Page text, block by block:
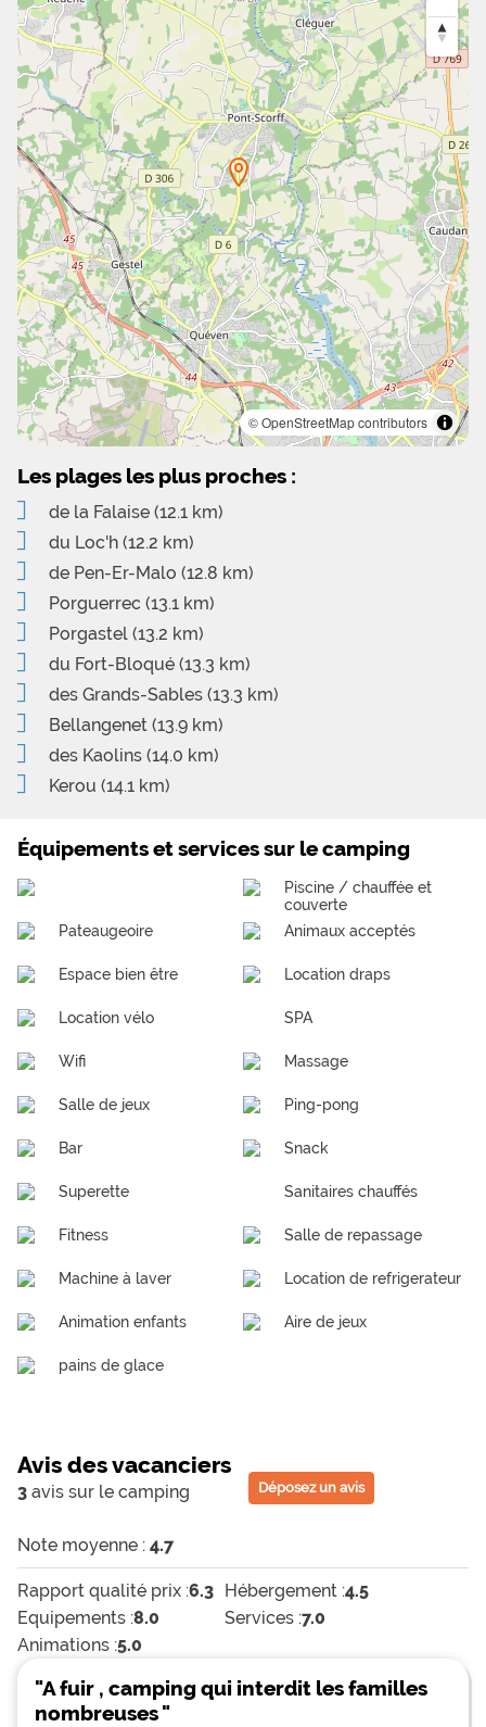
© OpenStreetMap contributors
Les plages les plus proches :
de la Falaise (12.1 km)
du Loc'h (12.2 km)
de Pen-Er-Malo (12.8 km)
Porguerrec (13.1 km)
Porgastel (13.2 km)
du Fort-Bloqué (13.3 km)
des Grands-Sables (13.3 km)
Bellangenet (13.9 km)
des Kaolins (14.0 km)
Kerou (14.1 km)
Équipements et services sur le camping
Piscine / chauffée et
couverte
Pateaugeoire
Animaux acceptés
Espace bien être Location draps
Location vélo SPA
Wifi Massage
Salle de jeux Ping-pong
Bar Snack
Superette Sanitaires chauffés
Fitness Salle de repassage
Machine à laver Location de refrigerateur
Animation enfants Aire de jeux
pains de glace
Avis des vacanciers
3 avis sur le camping Déposez un avis
Note moyenne : 4.7
Rapport qualité prix :6.3 Hébergement :4.5
Equipements :8.0 Services :7.0
Animations :5.0
"A fuir , camping qui interdit les familles
nombreuses "